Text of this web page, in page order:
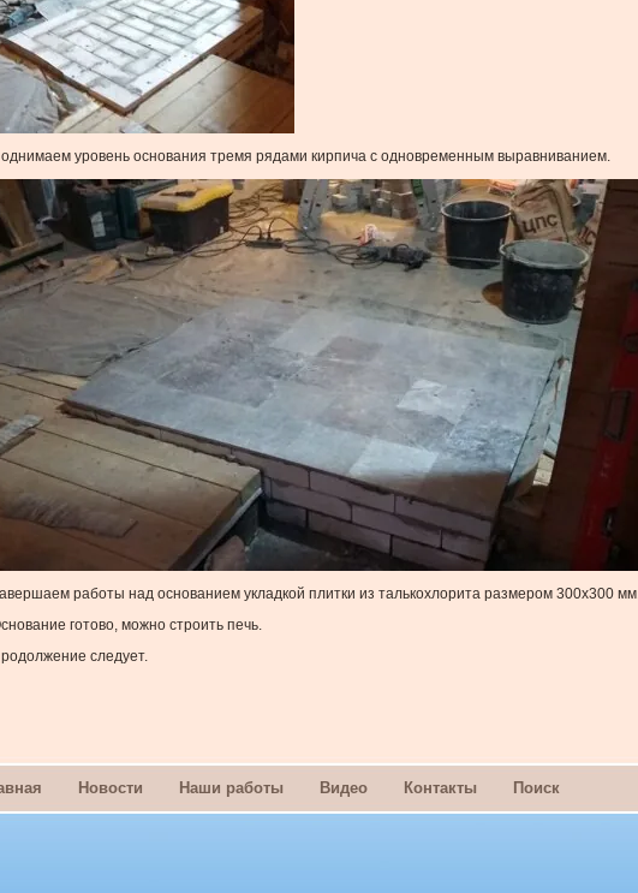
уровень основания тремя рядами кирпича с одновременным выравниванием.
работы над основанием укладкой плитки из талькохлорита размером 300х300 мм.
готово, можно строить печь.
следует.
Новости Наши работы Видео Контакты Поиск